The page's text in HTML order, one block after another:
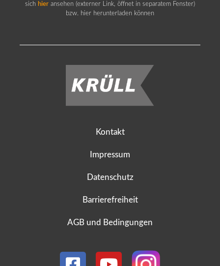
sich hier ansehen (externer Link, öffnet in separatem Fenster)
bzw. hier herunterladen können
Kontakt
Impressum
Datenschutz
Barrierefreiheit
AGB und Bedingungen